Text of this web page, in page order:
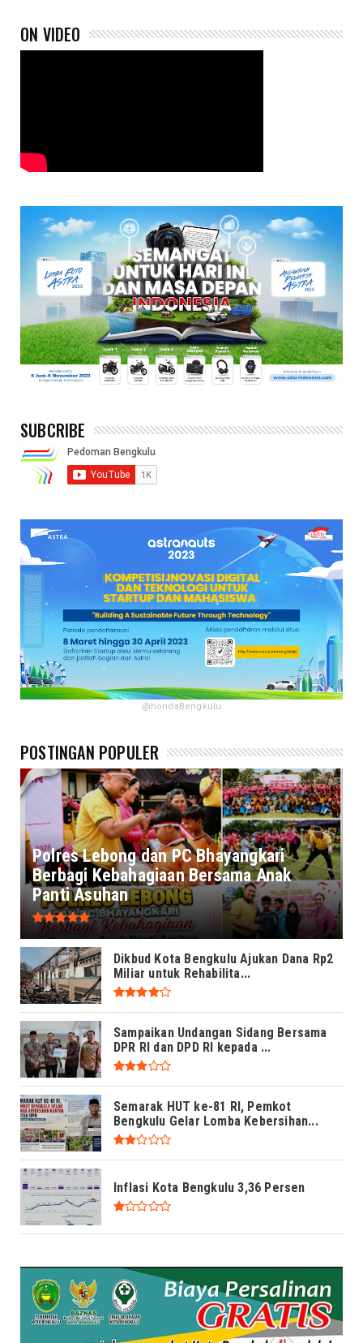
ON VIDEO
SUBCRIBE
@hondaBengkulu
POSTINGAN POPULER
Polres Lebong dan PC Bhayangkari
Berbagi Kebahagiaan Bersama Anak
Panti Asuhan
Dikbud Kota Bengkulu Ajukan Dana Rp2
Miliar untuk Rehabilita...
Sampaikan Undangan Sidang Bersama
DPR RI dan DPD RI kepada ...
Semarak HUT ke-81 RI, Pemkot
Bengkulu Gelar Lomba Kebersihan...
Inflasi Kota Bengkulu 3,36 Persen